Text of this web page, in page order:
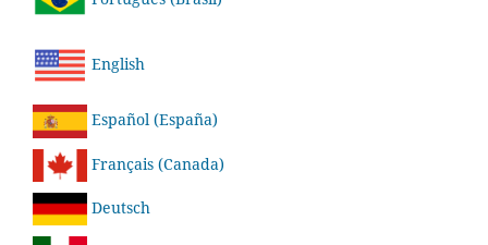
English
Español (España)
Français (Canada)
Deutsch